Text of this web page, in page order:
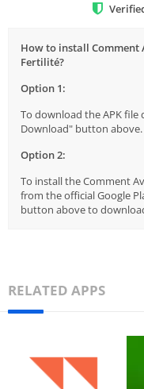
How to install Comment
Fertilité?
Option 1:
To download the APK
Download" button above.
Option 2:
To install the Comment
from the official Google
button above to
RELATED APPS